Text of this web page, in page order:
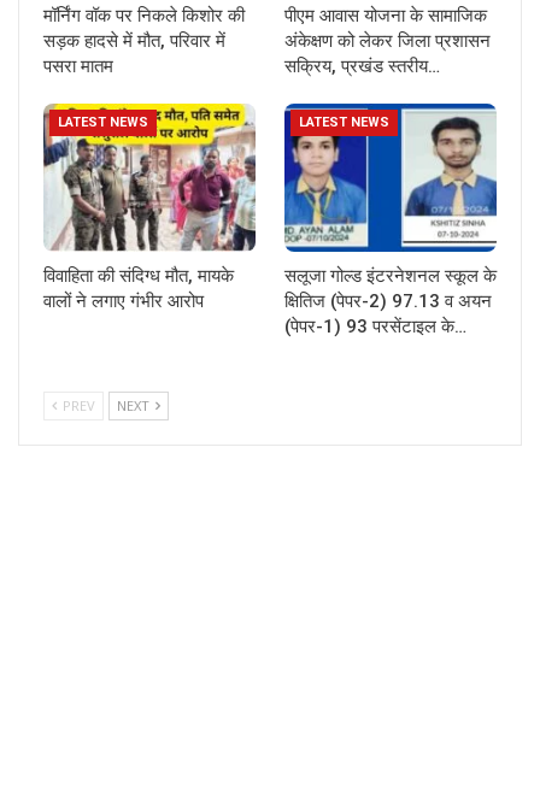
मॉर्निंग वॉक पर निकले किशोर की
सड़क हादसे में मौत, परिवार में
पसरा मातम
पीएम आवास योजना के सामाजिक
अंकेक्षण को लेकर जिला प्रशासन
सक्रिय, प्रखंड स्तरीय…
LATEST NEWS
विवाहिता की संदिग्ध मौत, मायके
वालों ने लगाए गंभीर आरोप
LATEST NEWS
सलूजा गोल्ड इंटरनेशनल स्कूल के
क्षितिज (पेपर-2) 97.13 व अयन
(पेपर-1) 93 परसेंटाइल के…
PREV NEXT